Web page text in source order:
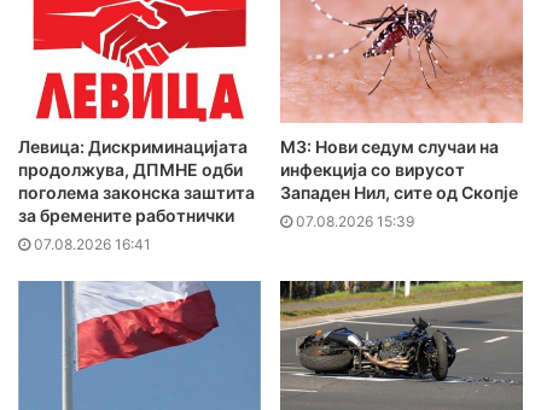
Левица: Дискриминацијата
продолжува, ДПМНЕ одби
поголема законска заштита
за бремените работнички
07.08.2026 16:41
МЗ: Нови седум случаи на
инфекција со вирусот
Западен Нил, сите од Скопје
07.08.2026 15:39